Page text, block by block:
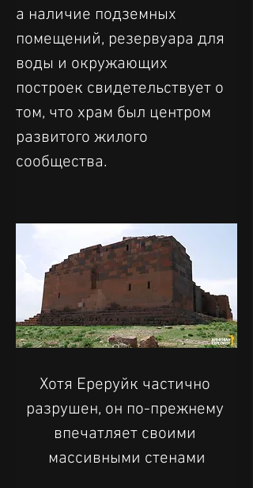
а наличие подземных
помещений, резервуара для
воды и окружающих
построек свидетельствует о
том, что храм был центром
развитого жилого
сообщества.
Хотя Ереруйк частично
разрушен, он по-прежнему
впечатляет своими
массивными стенами